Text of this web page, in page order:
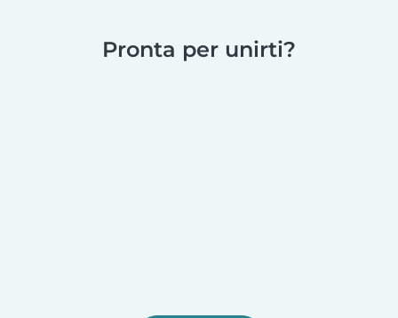
Pronta per unirti?